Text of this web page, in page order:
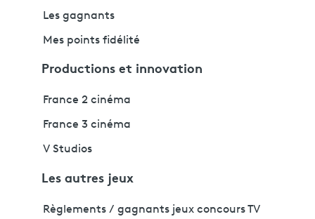
Les gagnants
Mes points fidélité
Productions et innovation
France 2 cinéma
France 3 cinéma
V Studios
Les autres jeux
Règlements / gagnants jeux concours TV